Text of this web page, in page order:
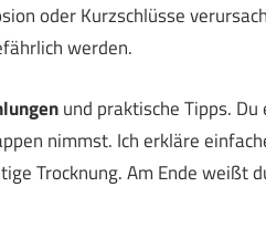
oder Kurzschlüsse
werden.
und praktische Tipps.
nimmst. Ich erkläre
Trocknung. Am Ende weißt